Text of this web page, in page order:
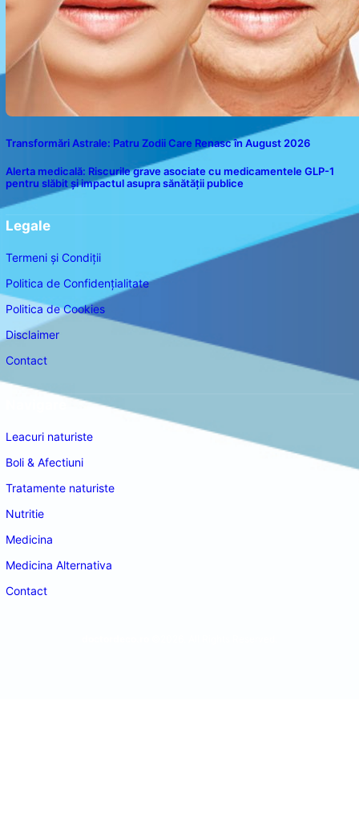
Transformări Astrale: Patru Zodii Care Renasc în August 2026
Alerta medicală: Riscurile grave asociate cu medicamentele GLP-1
pentru slăbit și impactul asupra sănătății publice
Legale
Termeni și Condiții
Politica de Confidențialitate
Politica de Cookies
Disclaimer
Contact
Leacuri naturiste
Boli & Afectiuni
Tratamente naturiste
Nutritie
Medicina
Medicina Alternativa
Contact